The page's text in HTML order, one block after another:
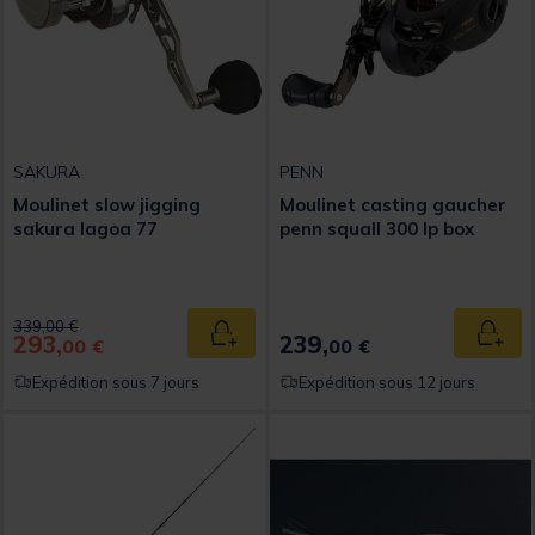
SAKURA
Moulinet slow jigging
sakura lagoa 77
Price reduced from
339,00 €to
293,00 € Ajouter au panier
Expédition sous 7 jours
PENN
Moulinet casting gaucher
penn squall 300 lp box
239,00 €
Expédition sous 12 jours